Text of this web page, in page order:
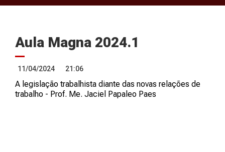
Aula Magna 2024.1
11/04/2024 21:06
A legislação trabalhista diante das novas relações de
trabalho - Prof. Me. Jaciel Papaleo Paes